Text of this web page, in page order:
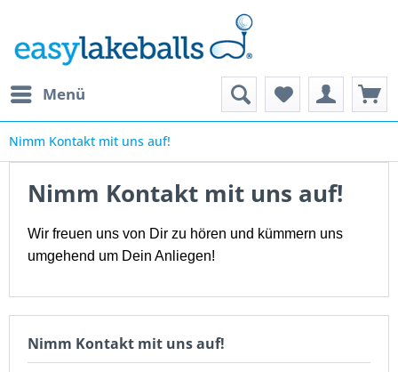
Menü
Nimm Kontakt mit uns auf!
Nimm Kontakt mit uns auf!
Wir freuen uns von Dir zu hören und kümmern uns
umgehend um Dein Anliegen!
Nimm Kontakt mit uns auf!